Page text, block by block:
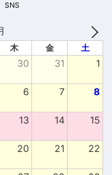
SNS
木 金 土
30 31 1
6 7 8
13 14 15
20 21 22